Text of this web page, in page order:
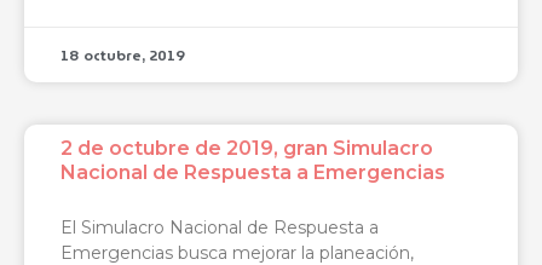
18 octubre, 2019
2 de octubre de 2019, gran Simulacro
Nacional de Respuesta a Emergencias
El Simulacro Nacional de Respuesta a
Emergencias busca mejorar la planeación,